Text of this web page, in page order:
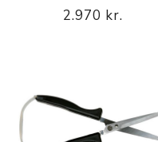
2.970 kr.